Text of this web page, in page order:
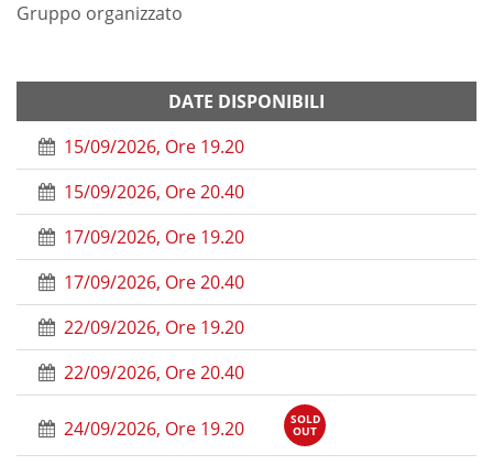
Gruppo organizzato
DATE DISPONIBILI
15/09/2026, Ore 19.20
15/09/2026, Ore 20.40
17/09/2026, Ore 19.20
17/09/2026, Ore 20.40
22/09/2026, Ore 19.20
22/09/2026, Ore 20.40
24/09/2026, Ore 19.20 SOLD
OUT